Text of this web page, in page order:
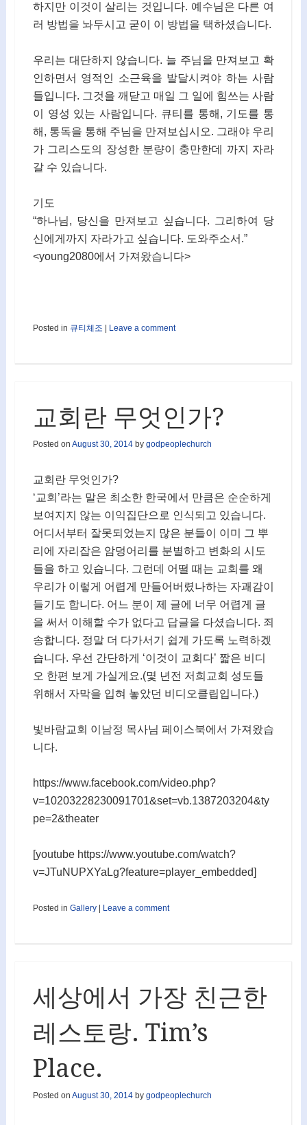
하지만 이것이 살리는 것입니다. 예수님은 다른 여
러 방법을 놔두시고 굳이 이 방법을 택하셨습니다.
우리는 대단하지 않습니다. 늘 주님을 만져보고 확
인하면서 영적인 소근육을 발달시켜야 하는 사람
들입니다. 그것을 깨닫고 매일 그 일에 힘쓰는 사람
이 영성 있는 사람입니다. 큐티를 통해, 기도를 통
해, 통독을 통해 주님을 만져보십시오. 그래야 우리
가 그리스도의 장성한 분량이 충만한데 까지 자라
갈 수 있습니다.
기도
“하나님, 당신을 만져보고 싶습니다. 그리하여 당
신에게까지 자라가고 싶습니다. 도와주소서.”
<young2080에서 가져왔습니다>
Posted in 큐티체조 Leave a comment
교회란 무엇인가?
Posted on August 30, 2014by godpeoplechurch
교회란 무엇인가?
‘교회’라는 말은 최소한 한국에서 만큼은 순순하게
보여지지 않는 이익집단으로 인식되고 있습니다.
어디서부터 잘못되었는지 많은 분들이 이미 그 뿌
리에 자리잡은 암덩어리를 분별하고 변화의 시도
들을 하고 있습니다. 그런데 어떨 때는 교회를 왜
우리가 이렇게 어렵게 만들어버렸나하는 자괘감이
들기도 합니다. 어느 분이 제 글에 너무 어렵게 글
을 써서 이해할 수가 없다고 답글을 다셨습니다. 죄
송합니다. 정말 더 다가서기 쉽게 가도록 노력하겠
습니다. 우선 간단하게 ‘이것이 교회다’ 짧은 비디
오 한편 보게 가실게요.(몇 년전 저희교회 성도들
위해서 자막을 입혀 놓았던 비디오클립입니다.)
빛바람교회 이남정 목사님 페이스북에서 가져왔습
니다.
https://www.facebook.com/video.php?
v=10203228230091701&set=vb.1387203204&ty
pe=2&theater
[youtube https://www.youtube.com/watch?
v=JTuNUPXYaLg?feature=player_embedded]
Posted in Gallery Leave a comment
세상에서 가장 친근한
레스토랑. Tim’s
Place.
Posted on August 30, 2014by godpeoplechurch